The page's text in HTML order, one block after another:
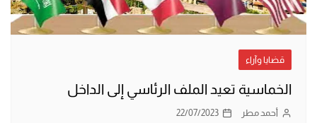
قضايا وآراء
الخماسية تعيد الملف الرئاسي إلى الداخل
أحمد مطر 22/07/2023